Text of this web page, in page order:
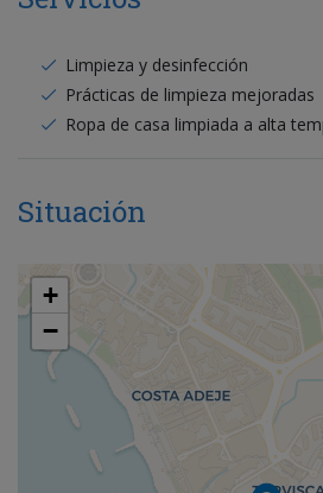
Limpieza y desinfección
Prácticas de limpieza mejoradas
Ropa de casa limpiada a alta
Situación
+
−